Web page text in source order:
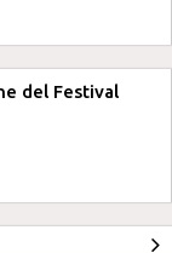
del Festival